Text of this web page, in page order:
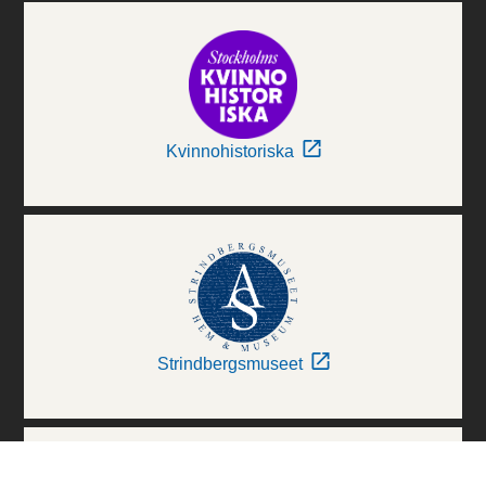
Kvinnohistoriska
Strindbergsmuseet